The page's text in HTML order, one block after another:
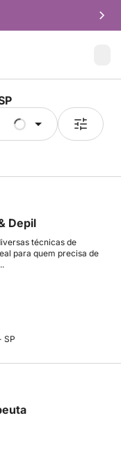
Depil
técnicas de
para quem precisa de
SP